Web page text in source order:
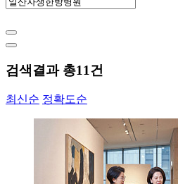
검색결과 총11건
최신순 정확도순